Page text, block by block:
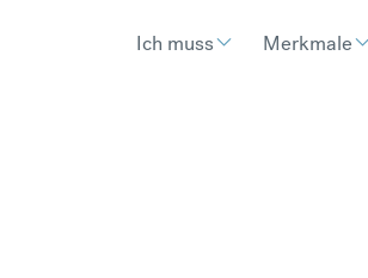
Ich muss Merkmale